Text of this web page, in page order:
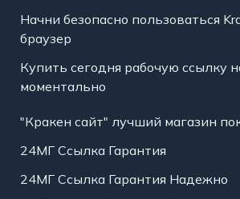
Начни безопасно пользоваться
браузер
Купить сегодня рабочую ссылку
моментально
"Кракен сайт" лучший магазин
24МГ Ссылка Гарантия
24МГ Ссылка Гарантия Надежно